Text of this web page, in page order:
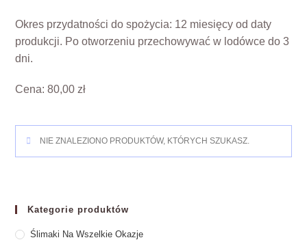
Okres przydatności do spożycia: 12 miesięcy od daty
produkcji. Po otworzeniu przechowywać w lodówce do 3
dni.
Cena: 80,00 zł
NIE ZNALEZIONO PRODUKTÓW, KTÓRYCH SZUKASZ.
Kategorie produktów
Ślimaki Na Wszelkie Okazje